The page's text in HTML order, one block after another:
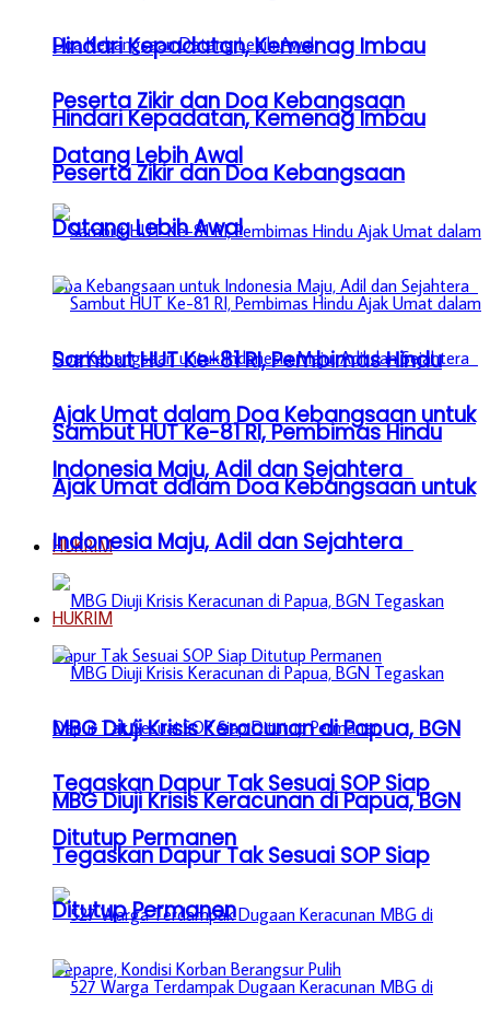
Hindari Kepadatan, Kemenag Imbau
Peserta Zikir dan Doa Kebangsaan
Datang Lebih Awal
Sambut HUT Ke-81 RI, Pembimas Hindu
Ajak Umat dalam Doa Kebangsaan untuk
Indonesia Maju, Adil dan Sejahtera
HUKRIM
MBG Diuji Krisis Keracunan di Papua, BGN
Tegaskan Dapur Tak Sesuai SOP Siap
Ditutup Permanen
Hindari Kepadatan, Kemenag Imbau
Peserta Zikir dan Doa Kebangsaan
Datang Lebih Awal
Sambut HUT Ke-81 RI, Pembimas Hindu
Ajak Umat dalam Doa Kebangsaan untuk
Indonesia Maju, Adil dan Sejahtera
HUKRIM
MBG Diuji Krisis Keracunan di Papua, BGN
Tegaskan Dapur Tak Sesuai SOP Siap
Ditutup Permanen